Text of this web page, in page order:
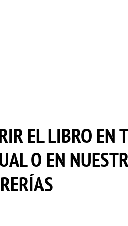
EL LIBRO EN
O EN